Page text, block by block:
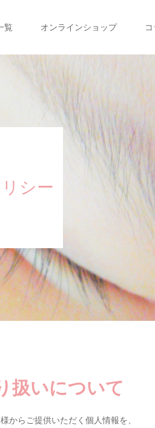
覧 オンラインショップ
シー
扱いについて
からご提供いただく個人情報を、